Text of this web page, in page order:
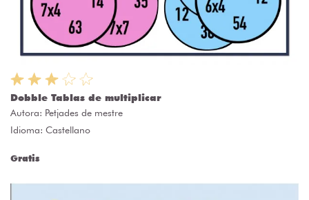
Dobble Tablas de multiplicar
Autora: Petjades de mestre
Idioma: Castellano
Gratis